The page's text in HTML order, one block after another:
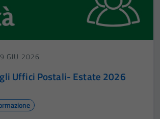
GIU 2026
Uffici Postali- Estate 2026